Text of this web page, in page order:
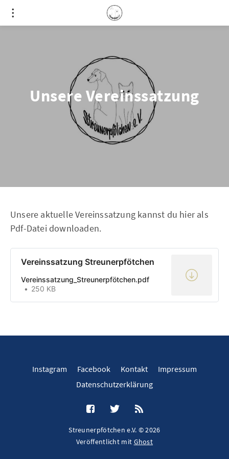
Unsere Vereinssatzung
Unsere aktuelle Vereinssatzung kannst du hier als
Pdf-Datei downloaden.
Vereinssatzung Streunerpfötchen
Vereinssatzung_Streunerpfötchen.pdf
250 KB
Instagram Facebook Kontakt
Impressum
Datenschutzerklärung
Streunerpfötchen e.V. © 2026
Veröffentlicht mit Ghost